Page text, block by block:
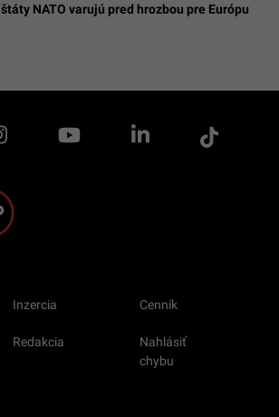
štáty NATO varujú pred hrozbou pre Európu
Inzercia Cenník
Redakcia
Nahlásiť
chybu